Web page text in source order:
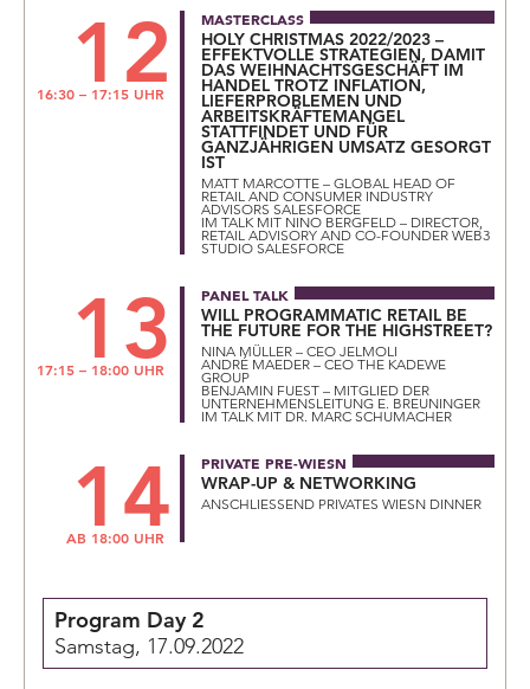
12
16:30 – 17:15 UHR
MASTERCLASS
HOLY CHRISTMAS 2022/2023 –
EFFEKTVOLLE STRATEGIEN, DAMIT
DAS WEIHNACHTSGESCHÄFT IM
HANDEL TROTZ INFLATION,
LIEFERPROBLEMEN UND
ARBEITSKRÄFTEMANGEL
STATTFINDET UND FÜR
GANZJÄHRIGEN UMSATZ GESORGT
IST
MATT MARCOTTE – GLOBAL HEAD OF
RETAIL AND CONSUMER INDUSTRY
ADVISORS SALESFORCE
IM TALK MIT NINO BERGFELD – DIRECTOR,
RETAIL ADVISORY AND CO-FOUNDER WEB3
STUDIO SALESFORCE
13
17:15 – 18:00 UHR
PANEL TALK
WILL PROGRAMMATIC RETAIL BE
THE FUTURE FOR THE HIGHSTREET?
NINA MÜLLER – CEO JELMOLI
ANDRÉ MAEDER – CEO THE KADEWE
GROUP
BENJAMIN FUEST – MITGLIED DER
UNTERNEHMENSLEITUNG E. BREUNINGER
IM TALK MIT DR. MARC SCHUMACHER
14
AB 18:00 UHR
PRIVATE PRE-WIESN
WRAP-UP & NETWORKING
ANSCHLIESSEND PRIVATES WIESN DINNER
Program Day 2
Samstag, 17.09.2022